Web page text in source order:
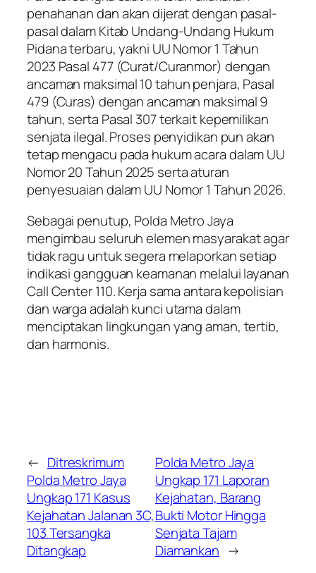
penahanan dan akan dijerat dengan pasal-
pasal dalam Kitab Undang-Undang Hukum
Pidana terbaru, yakni UU Nomor 1 Tahun
2023 Pasal 477 (Curat/Curanmor) dengan
ancaman maksimal 10 tahun penjara, Pasal
479 (Curas) dengan ancaman maksimal 9
tahun, serta Pasal 307 terkait kepemilikan
senjata ilegal. Proses penyidikan pun akan
tetap mengacu pada hukum acara dalam UU
Nomor 20 Tahun 2025 serta aturan
penyesuaian dalam UU Nomor 1 Tahun 2026.
Sebagai penutup, Polda Metro Jaya
mengimbau seluruh elemen masyarakat agar
tidak ragu untuk segera melaporkan setiap
indikasi gangguan keamanan melalui layanan
Call Center 110. Kerja sama antara kepolisian
dan warga adalah kunci utama dalam
menciptakan lingkungan yang aman, tertib,
dan harmonis.
← Ditreskrimum
Polda Metro Jaya
Ungkap 171 Kasus
Kejahatan Jalanan 3C,
103 Tersangka
Ditangkap
Polda Metro Jaya
Ungkap 171 Laporan
Kejahatan, Barang
Bukti Motor Hingga
Senjata Tajam
Diamankan →